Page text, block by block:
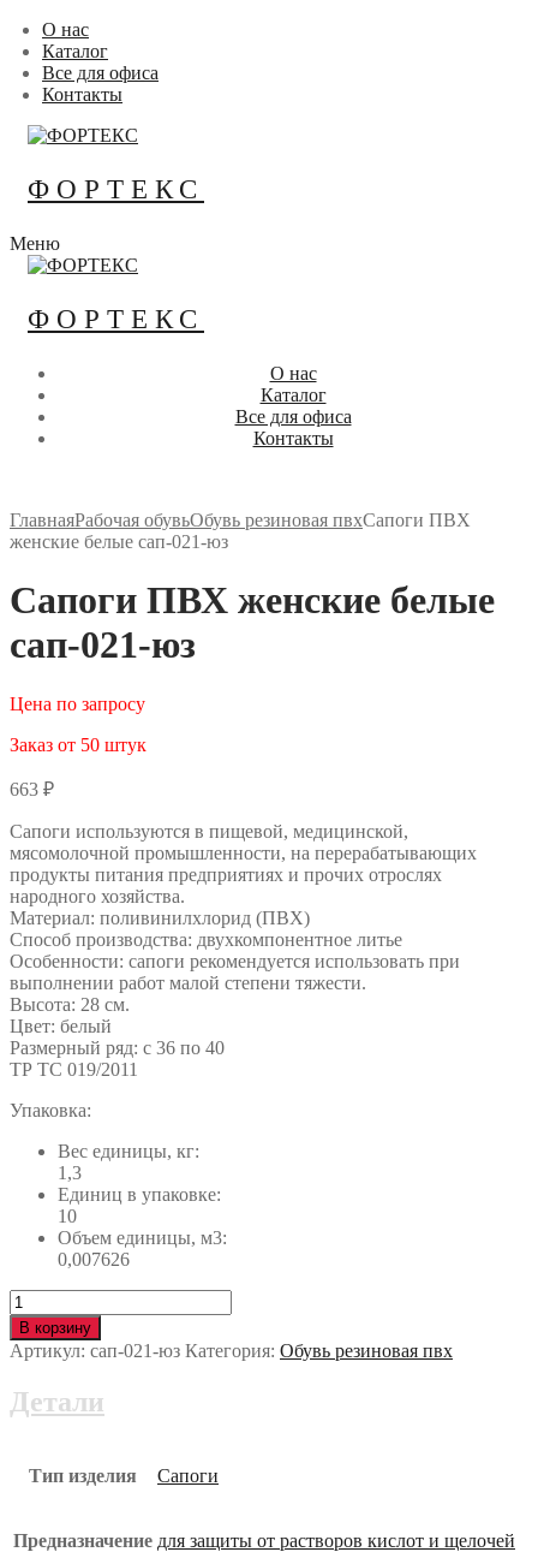
Перейти
содержимому
Меню
Закрыть
О нас
Каталог
Все для офиса
Контакты
ФОРТЕКС
Меню
ФОРТЕКС
О нас
Каталог
Все для офиса
Контакты
ГлавнаяРабочая обувьОбувь резиновая пвхСапоги ПВХ
женские белые сап-021-юз
Сапоги ПВХ женские белые
сап-021-юз
Цена по запросу
Заказ от 50 штук
663 ₽
Сапоги используются в пищевой, медицинской,
мясомолочной промышленности, на перерабатывающих
продукты питания предприятиях и прочих отрослях
народного хозяйства.
Материал: поливинилхлорид (ПВХ)
Способ производства: двухкомпонентное литье
Особенности: сапоги рекомендуется использовать при
выполнении работ малой степени тяжести.
Высота: 28 см.
Цвет: белый
Размерный ряд: с 36 по 40
ТР ТС 019/2011
Упаковка:
Вес единицы, кг:
1,3
Единиц в упаковке:
10
Объем единицы, м3:
0,007626
Количество
Сапоги
ПВХ
женские
сап-021-
В корзину
Артикул: сап-021-юз Категория: Обувь резиновая пвх
Детали
Тип изделия Сапоги
Предназначение для защиты от растворов кислот и щелочей